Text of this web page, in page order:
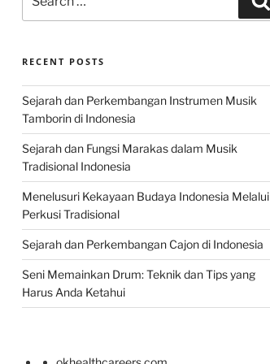
for:
RECENT POSTS
Sejarah dan Perkembangan Instrumen Musik
Tamborin di Indonesia
Sejarah dan Fungsi Marakas dalam Musik
Tradisional Indonesia
Menelusuri Kekayaan Budaya Indonesia Melalui
Perkusi Tradisional
Sejarah dan Perkembangan Cajon di Indonesia
Seni Memainkan Drum: Teknik dan Tips yang
Harus Anda Ketahui